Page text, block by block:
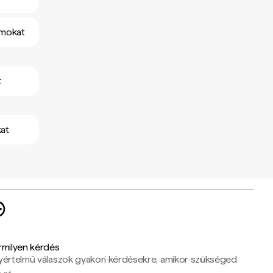
kérdés
válaszok gyakori kérdésekre, amikor szükséged